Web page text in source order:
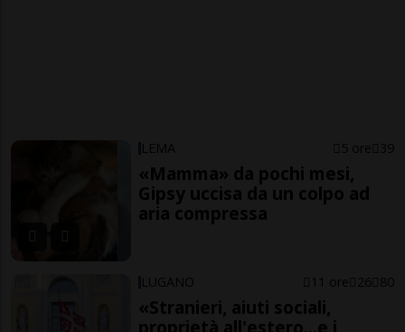
LEMA 5 ore 39
«Mamma» da pochi mesi,
Gipsy uccisa da un colpo ad
aria compressa
LUGANO 11 ore 26 80
«Stranieri, aiuti sociali,
proprietà all'estero...e i